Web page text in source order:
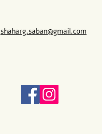
shaharg.saban@gmail.com